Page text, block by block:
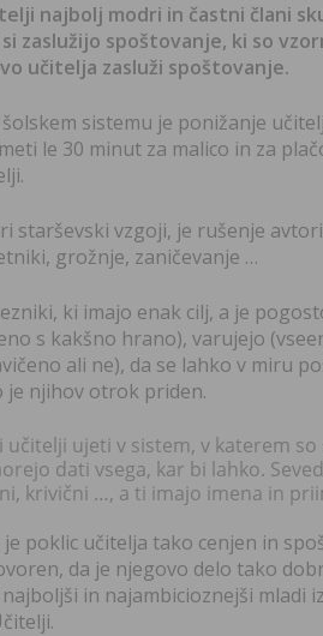
najbolj modri in častni člani
zaslužijo spoštovanje, ki so
učitelja zasluži spoštovanje.
sistemu je ponižanje
le 30 minut za malico in za
starševski vzgoji, je rušenje
grožnje, zaničevanje …
ki imajo enak cilj, a je
s kakšno hrano), varujejo
ali ne), da se lahko v miru
je njihov otrok priden.
ujeti v sistem, v katerem
dati vsega, kar bi lahko.
krivični …, a ti imajo imena in
poklic učitelja tako cenjen in
da je njegovo delo tako
in najambicioznejši mladi